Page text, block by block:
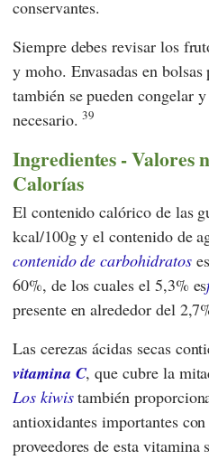
conservantes.
Siempre debes revisar los
y moho. Envasadas en bolsas
también se pueden congelar
necesario.39
Ingredientes - Valores
Calorías
El contenido calórico de las
kcal/100g y el contenido de
contenido de carbohidratos
60%, de los cuales el 5,3% es
presente en alrededor del
Las cerezas ácidas secas
vitamina C, que cubre la
Los kiwistambién
antioxidantes importantes
proveedores de esta vitamina